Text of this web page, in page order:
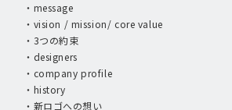
・message
・vision / mission/ core value
・3つの約束
・designers
・company profile
・history
・新ロゴへの想い